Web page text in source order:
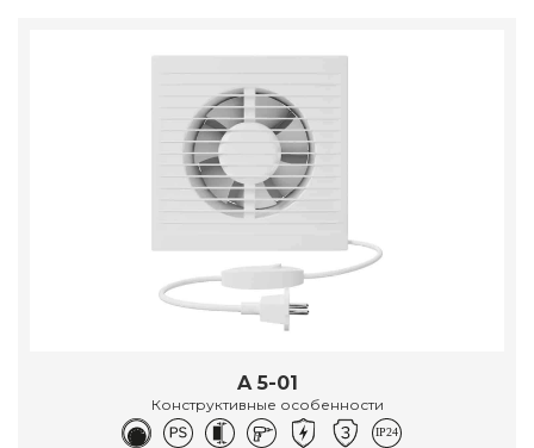
A 5-01
Конструктивные особенности